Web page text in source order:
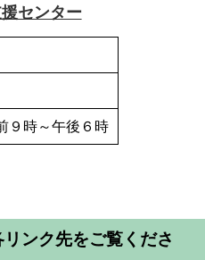
センター
９時～午後６時
リンク先をご覧くださ